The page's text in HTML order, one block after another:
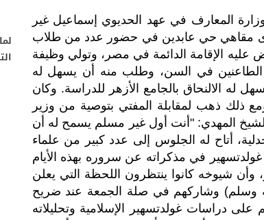
المعارف في عهد الحديوي إسماعيل غير
مقاهي حي عابدين في حضور عدد من طلاب
عليه الإقامة الدائمة في مصر، وتولي وظيفة
الطاعنين في السن، وطلب منه أن يسهل له
الالنحاق بالجامع الأزهر للدراسة. وكان
ذلك ذهب لمقابلة المفتي بتوصية من وزير
الشيخ المهدي: "أنت أول غير مسلم يسمح له أن
أتاح له الجلوس إلى عدد كبير من علماء
في مذكراته عن سروره بهذه الأيام
شيوخه كانوا ينتظرون اللحظة التي يعلن
وسلم) وشاركهم في صلة الجمعة عند ضريح
دراسات غولدتسهير الإسلامية وتحليلاته